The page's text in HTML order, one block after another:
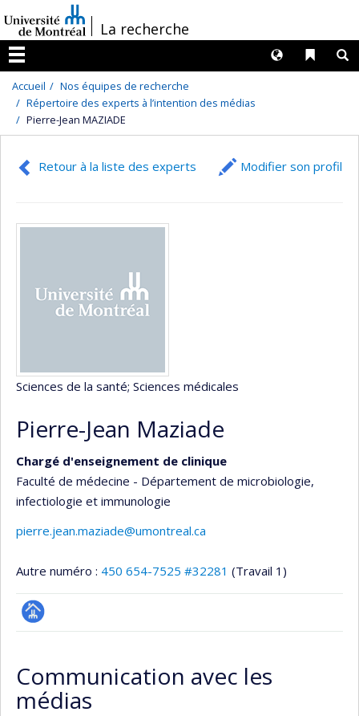
au
contenu
/La recherche
Menu
Liens
Langues
Accueil
Nos équipes de recherche
Répertoire des experts à l’intention des médias
Pierre-Jean MAZIADE
Retour à la liste des experts Modifier son profil
Sciences de la santé; Sciences médicales
Pierre-Jean Maziade
Chargé d'enseignement de clinique
Faculté de médecine - Département de microbiologie,
infectiologie et immunologie
pierre.jean.maziade@umontreal.ca
Autre numéro : 450 654-7525 #32281 (Travail 1)
Page
(faculté,département,école)
Communication avec les
médias